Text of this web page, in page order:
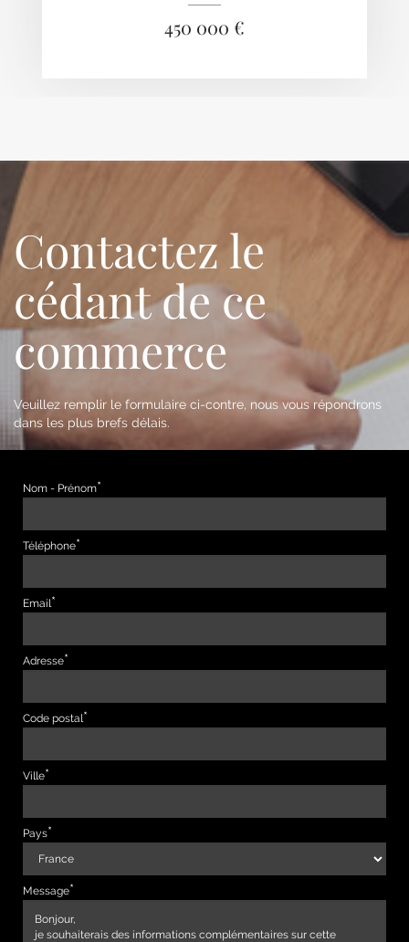
450 000 €
Contactez le
cédant de ce
commerce
Veuillez remplir le formulaire ci-contre, nous vous répondrons
dans les plus brefs délais.
Nom - Prénom
Téléphone
Email
Adresse
Code postal
Ville
Pays
Message